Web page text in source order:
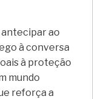
ao
à conversa
à proteção
mundo
reforça a